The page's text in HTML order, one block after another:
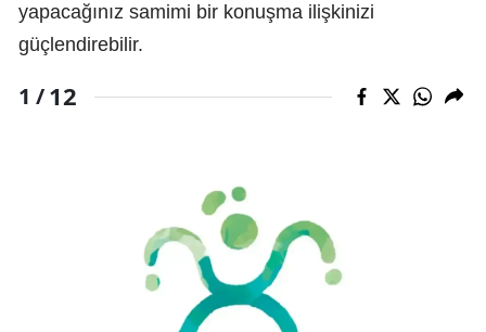
yapacağınız samimi bir konuşma ilişkinizi
güçlendirebilir.
1 /12